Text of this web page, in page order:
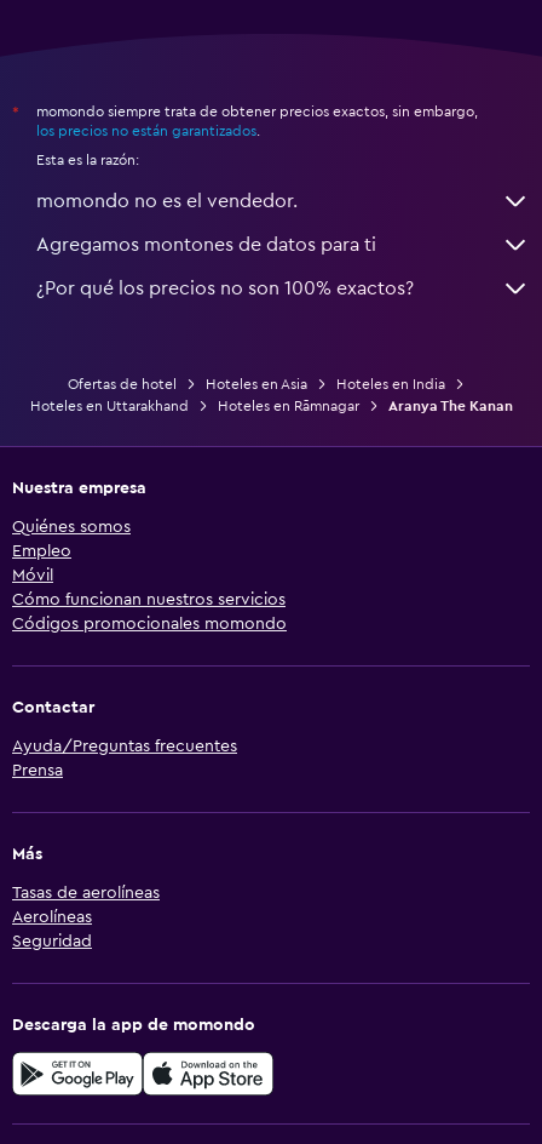
*
momondo siempre trata de obtener precios exactos, sin embargo,
los precios no están garantizados
Esta es la razón:
momondo no es el vendedor.
Agregamos montones de datos para ti
¿Por qué los precios no son 100% exactos?
Ofertas de hotel Hoteles en Asia
Hoteles en India
Hoteles en Uttarakhand
Hoteles en Rāmnagar Aranya The Kanan
Nuestra empresa
Quiénes somos
Empleo
Móvil
Cómo funcionan nuestros servicios
Códigos promocionales momondo
Contactar
Ayuda/Preguntas frecuentes
Prensa
Más
Tasas de aerolíneas
Aerolíneas
Seguridad
Descarga la app de momondo